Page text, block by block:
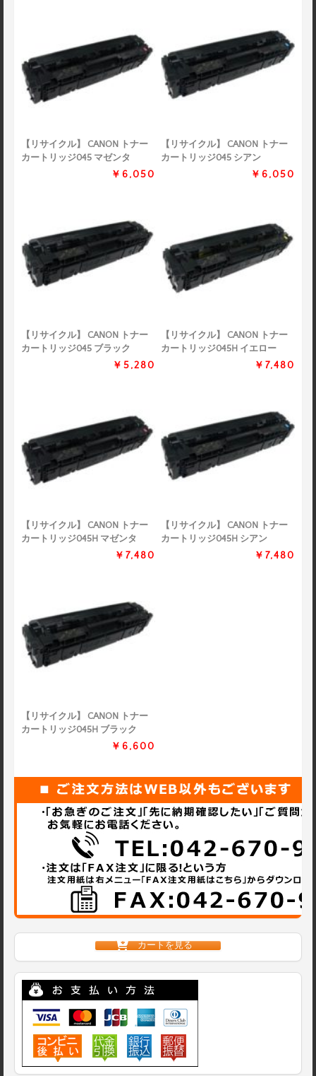
【リサイクル】 CANON トナー
カートリッジ045 マゼンタ
￥6,050
【リサイクル】 CANON トナー
カートリッジ045 シアン
￥6,050
【リサイクル】 CANON トナー
カートリッジ045 ブラック
￥5,280
【リサイクル】 CANON トナー
カートリッジ045H イエロー
￥7,480
【リサイクル】 CANON トナー
カートリッジ045H マゼンタ
￥7,480
【リサイクル】 CANON トナー
カートリッジ045H シアン
￥7,480
【リサイクル】 CANON トナー
カートリッジ045H ブラック
￥6,600
カートを見る